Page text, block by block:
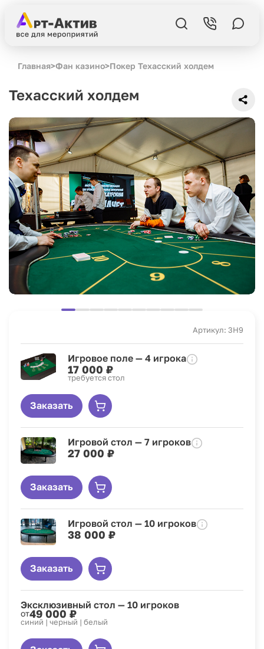
Главная>Фан казино>Покер Техасский холдем
Техасский холдем
Артикул: 3H9
Игровое поле — 4 игрока
17 000 ₽
требуется стол
Заказать
Игровой стол — 7 игроков
27 000 ₽
Заказать
Игровой стол — 10 игроков
38 000 ₽
Заказать
Эксклюзивный стол — 10 игроков
от49 000 ₽
синий | черный | белый